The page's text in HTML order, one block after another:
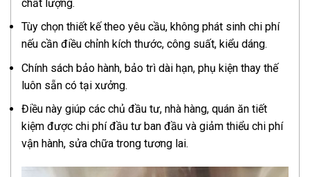
chất lượng.
Tùy chọn thiết kế theo yêu cầu, không phát sinh chi phí
nếu cần điều chỉnh kích thước, công suất, kiểu dáng.
Chính sách bảo hành, bảo trì dài hạn, phụ kiện thay thế
luôn sẵn có tại xưởng.
Điều này giúp các chủ đầu tư, nhà hàng, quán ăn tiết
kiệm được chi phí đầu tư ban đầu và giảm thiểu chi phí
vận hành, sửa chữa trong tương lai.